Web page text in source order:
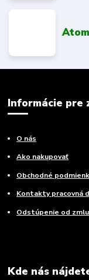
Informácie pre
O nás
Ako nakupovať
Obchodné
Kontakty pracovná
Odstúpenie od
Kde nás